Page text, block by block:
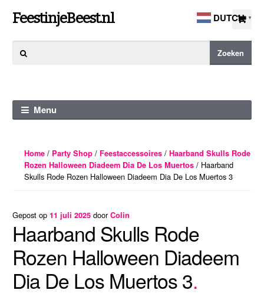
Ga
naar
navigatie
Ga
naar
de
FeestinjeBeest.nl
naar:
Zoeken
Menu
Home/ Party Shop/ Feestaccessoires/ Haarband Skulls Rode
Rozen Halloween Diadeem Dia De Los Muertos/ Haarband
Skulls Rode Rozen Halloween Diadeem Dia De Los Muertos 3
Gepost op 11 juli 2025doorColin
Haarband Skulls Rode
Rozen Halloween Diadeem
Dia De Los Muertos 3
DUTCH ▼